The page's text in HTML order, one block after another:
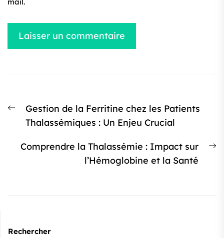
de
l’article
Article
précédent
Gestion de la Ferritine chez les Patients
Thalassémiques : Un Enjeu Crucial
Comprendre la Thalassémie : Impact sur
l’Hémoglobine et la Santé
Rechercher